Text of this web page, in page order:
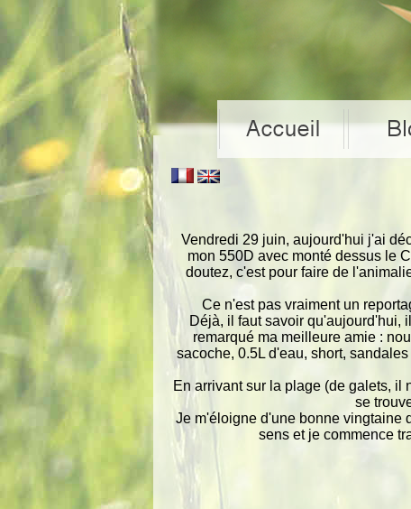
Vendredi 29 juin, aujourd'hui j'ai
mon 550D avec monté dessus le
doutez, c'est pour faire de
Ce n'est pas vraiment un
Déjà, il faut savoir qu'aujourd'hui,
remarqué ma meilleure amie :
sacoche, 0.5L d'eau, short,
En arrivant sur la plage (de galets, il
se
Je m'éloigne d'une bonne vingtaine
sens et je commence